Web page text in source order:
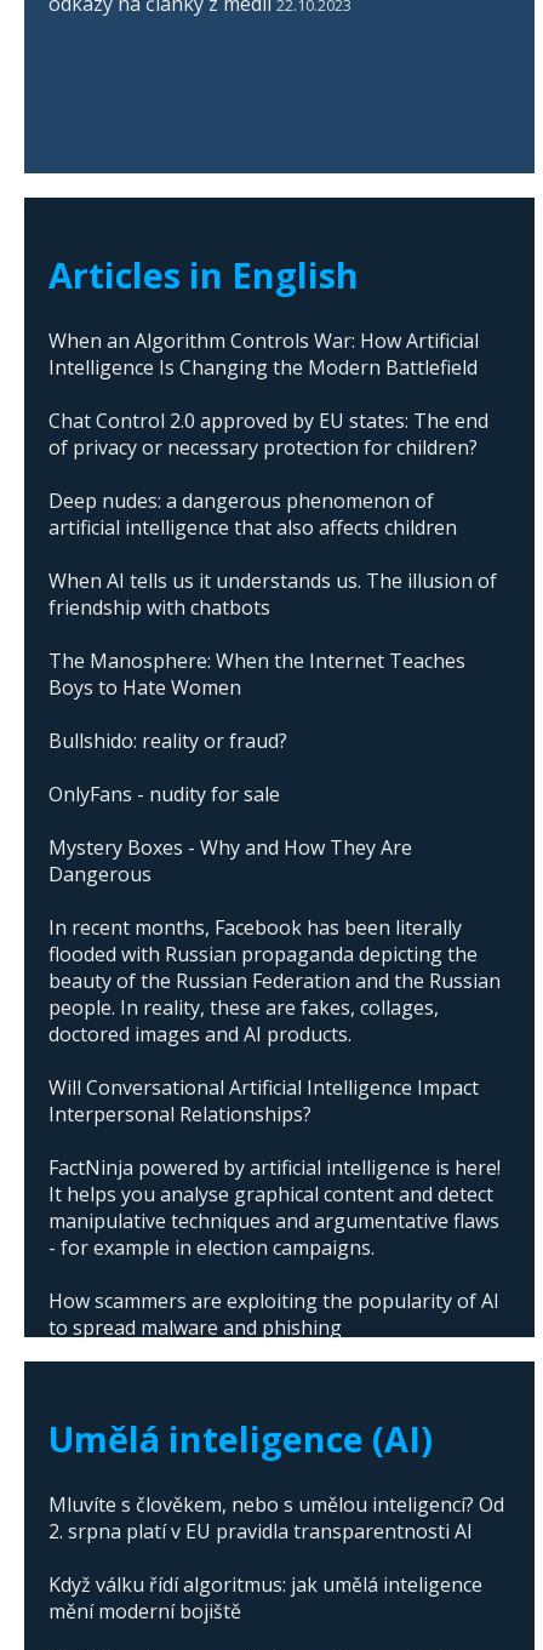
22.10.2023
Articles in English
When an Algorithm Controls War: How Artificial
Intelligence Is Changing the Modern Battlefield
Chat Control 2.0 approved by EU states: The end
of privacy or necessary protection for children?
Deep nudes: a dangerous phenomenon of
artificial intelligence that also affects children
When AI tells us it understands us. The illusion of
friendship with chatbots
The Manosphere: When the Internet Teaches
Boys to Hate Women
Bullshido: reality or fraud?
OnlyFans - nudity for sale
Mystery Boxes - Why and How They Are
Dangerous
In recent months, Facebook has been literally
flooded with Russian propaganda depicting the
beauty of the Russian Federation and the Russian
people. In reality, these are fakes, collages,
doctored images and AI products.
Will Conversational Artificial Intelligence Impact
Interpersonal Relationships?
FactNinja powered by artificial intelligence is here!
It helps you analyse graphical content and detect
manipulative techniques and argumentative flaws
- for example in election campaigns.
How scammers are exploiting the popularity of AI
to spread malware and phishing
Umělá inteligence (AI)
Mluvíte s člověkem, nebo s umělou inteligencí? Od
2. srpna platí v EU pravidla transparentnosti AI
Když válku řídí algoritmus: jak umělá inteligence
mění moderní bojiště